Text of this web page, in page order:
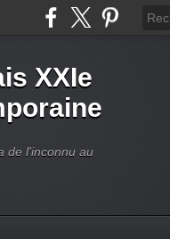
XXIe
de l'inconnu au